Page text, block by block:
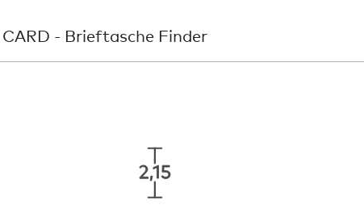
- Brieftasche Finder